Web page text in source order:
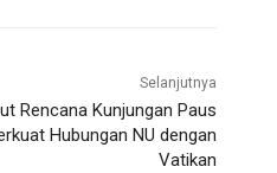
Selanjutnya
Rencana Kunjungan Paus
Hubungan NU dengan
Vatikan